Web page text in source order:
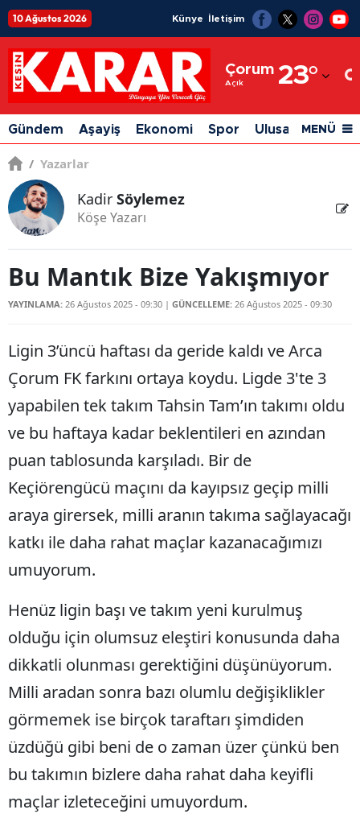
10 Ağustos 2026 Künye İletişim
Çorum
Açık 23°
Adıyaman
Afyonkarahisar
Ağrı
Antalya
Artvin
Aydın
Balıkesir
Bilecik
Bingöl
Bitlis
Burdur
Bursa
Çankırı
Çorum
Denizli
Diyarbakır
Edirne
Elazığ
Erzincan
Gündem Aşayiş Ekonomi Spor Ulusal Siyaset
MENÜ
/ Yazarlar
Kadir Söylemez
Köşe Yazarı
Bu Mantık Bize Yakışmıyor
YAYINLAMA: 26 Ağustos 2025 - 09:30 | GÜNCELLEME: 26 Ağustos 2025 - 09:30
Ligin 3’üncü haftası da geride kaldı ve Arca
Çorum FK farkını ortaya koydu. Ligde 3'te 3
yapabilen tek takım Tahsin Tam’ın takımı oldu
ve bu haftaya kadar beklentileri en azından
puan tablosunda karşıladı. Bir de
Keçiörengücü maçını da kayıpsız geçip milli
araya girersek, milli aranın takıma sağlayacağı
katkı ile daha rahat maçlar kazanacağımızı
umuyorum.
Henüz ligin başı ve takım yeni kurulmuş
olduğu için olumsuz eleştiri konusunda daha
dikkatli olunması gerektiğini düşünüyorum.
Milli aradan sonra bazı olumlu değişiklikler
görmemek ise birçok taraftarı şimdiden
üzdüğü gibi beni de o zaman üzer çünkü ben
bu takımın bizlere daha rahat daha keyifli
maçlar izleteceğini umuyordum.